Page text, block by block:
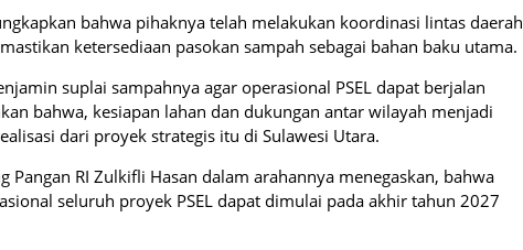
bahwa pihaknya telah melakukan koordinasi lintas daerah
ketersediaan pasokan sampah sebagai bahan baku utama.
suplai sampahnya agar operasional PSEL dapat berjalan
bahwa, kesiapan lahan dan dukungan antar wilayah menjadi
dari proyek strategis itu di Sulawesi Utara.
Pangan RI Zulkifli Hasan dalam arahannya menegaskan, bahwa
seluruh proyek PSEL dapat dimulai pada akhir tahun 2027